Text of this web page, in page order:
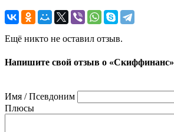
Ещё никто не оставил отзыв.
Напишите свой отзыв о «Скиффинанс»
Имя / Псевдоним
Плюсы